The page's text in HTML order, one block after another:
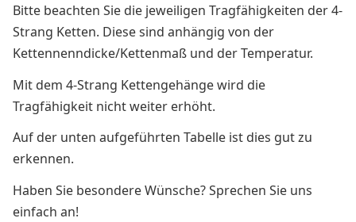
Bitte beachten Sie die jeweiligen Tragfähigkeiten der 4-
Strang Ketten. Diese sind anhängig von der
Kettennenndicke/Kettenmaß und der Temperatur.
Mit dem 4-Strang Kettengehänge wird die
Tragfähigkeit nicht weiter erhöht.
Auf der unten aufgeführten Tabelle ist dies gut zu
erkennen.
Haben Sie besondere Wünsche? Sprechen Sie uns
einfach an!